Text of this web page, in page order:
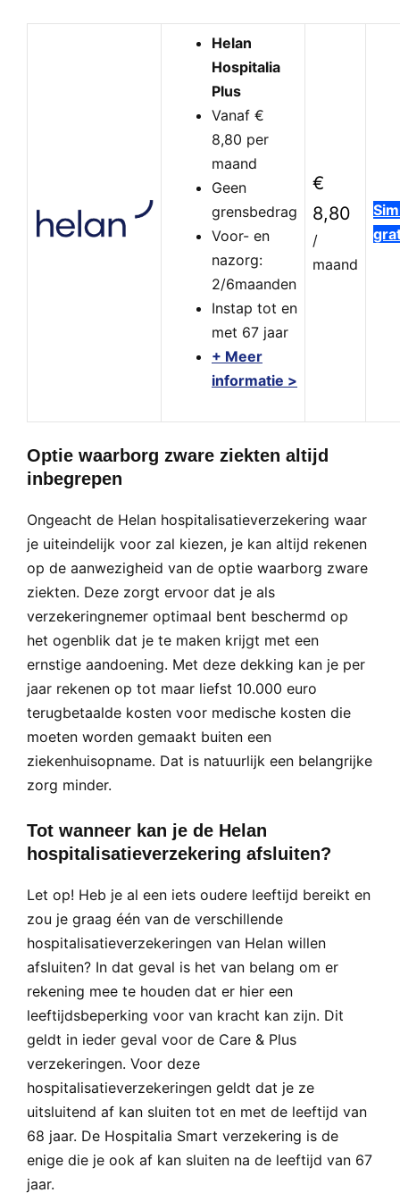
Helan
Hospitalia
Plus
Vanaf €
8,80 per
maand
Geen
grensbedrag
Voor- en
nazorg:
2/6maanden
Instap tot en
met 67 jaar
+ Meer
informatie >
€
8,80
/
maand
Optie waarborg zware ziekten altijd
inbegrepen
Ongeacht de Helan hospitalisatieverzekering waar
je uiteindelijk voor zal kiezen, je kan altijd rekenen
op de aanwezigheid van de optie waarborg zware
ziekten. Deze zorgt ervoor dat je als
verzekeringnemer optimaal bent beschermd op
het ogenblik dat je te maken krijgt met een
ernstige aandoening. Met deze dekking kan je per
jaar rekenen op tot maar liefst 10.000 euro
terugbetaalde kosten voor medische kosten die
moeten worden gemaakt buiten een
ziekenhuisopname. Dat is natuurlijk een belangrijke
zorg minder.
Tot wanneer kan je de Helan
hospitalisatieverzekering afsluiten?
Let op! Heb je al een iets oudere leeftijd bereikt en
zou je graag één van de verschillende
hospitalisatieverzekeringen van Helan willen
afsluiten? In dat geval is het van belang om er
rekening mee te houden dat er hier een
leeftijdsbeperking voor van kracht kan zijn. Dit
geldt in ieder geval voor de Care & Plus
verzekeringen. Voor deze
hospitalisatieverzekeringen geldt dat je ze
uitsluitend af kan sluiten tot en met de leeftijd van
68 jaar. De Hospitalia Smart verzekering is de
enige die je ook af kan sluiten na de leeftijd van 67
jaar.